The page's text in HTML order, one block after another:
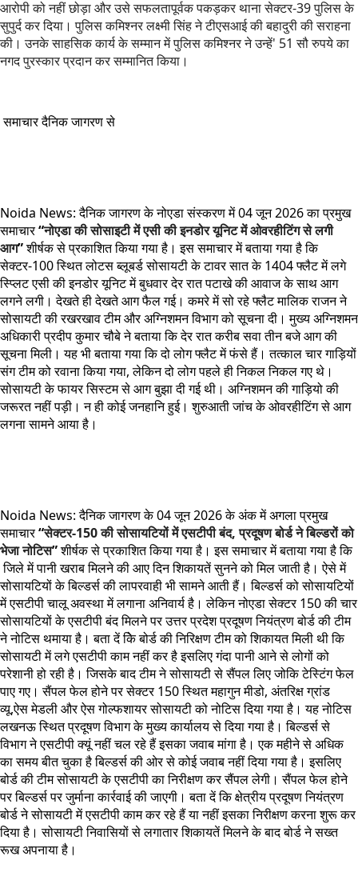
आरोपी को नहीं छोड़ा और उसे सफलतापूर्वक पकड़कर थाना सेक्टर-39 पुलिस के
सुपुर्द कर दिया। पुलिस कमिश्नर लक्ष्मी सिंह ने टीएसआई की बहादुरी की सराहना
की। उनके साहसिक कार्य के सम्मान में पुलिस कमिश्नर ने उन्हें' 51 सौ रुपये का
नगद पुरस्कार प्रदान कर सम्मानित किया।
समाचार दैनिक जागरण से
Noida News: दैनिक जागरण के नोएडा संस्करण में 04 जून 2026 का प्रमुख
समाचार“नोएडा की सोसाइटी में एसी की इनडोर यूनिट में ओवरहीटिंग से लगी
आग”शीर्षक से प्रकाशित किया गया है। इस समाचार में बताया गया है कि
सेक्टर-100 स्थित लोटस ब्लूबर्ड सोसायटी के टावर सात के 1404 फ्लैट में लगे
स्प्लिट एसी की इनडोर यूनिट में बुधवार देर रात पटाखे की आवाज के साथ आग
लगने लगी। देखते ही देखते आग फैल गई। कमरे में सो रहे फ्लैट मालिक राजन ने
सोसायटी की रखरखाव टीम और अग्निशमन विभाग को सूचना दी। मुख्य अग्निशमन
अधिकारी प्रदीप कुमार चौबे ने बताया कि देर रात करीब सवा तीन बजे आग की
सूचना मिली। यह भी बताया गया कि दो लोग फ्लैट में फंसे हैं। तत्काल चार गाड़ियों
संग टीम को रवाना किया गया, लेकिन दो लोग पहले ही निकल निकल गए थे।
सोसायटी के फायर सिस्टम से आग बुझा दी गई थी। अग्निशमन की गाड़ियो की
जरूरत नहीं पड़ी। न ही कोई जनहानि हुई। शुरुआती जांच के ओवरहीटिंग से आग
लगना सामने आया है।
Noida News: दैनिक जागरण के 04 जून 2026 के अंक में अगला प्रमुख
समाचार“सेक्टर-150 की सोसायटियों में एसटीपी बंद, प्रदूषण बोर्ड ने बिल्डरों को
भेजा नोटिस”शीर्षक से प्रकाशित किया गया है। इस समाचार में बताया गया है कि
जिले में पानी खराब मिलने की आए दिन शिकायतें सुनने को मिल जाती है। ऐसे में
सोसायटियों के बिल्डर्स की लापरवाही भी सामने आती हैं। बिल्डर्स को सोसायटियों
में एसटीपी चालू अवस्था में लगाना अनिवार्य है। लेकिन नोएडा सेक्टर 150 की चार
सोसायटियों के एसटीपी बंद मिलने पर उत्तर प्रदेश प्रदूषण नियंत्रण बोर्ड की टीम
ने नोटिस थमाया है। बता दें केि बोर्ड की निरिक्षण टीम को शिकायत मिली थी कि
सोसायटी में लगे एसटीपी काम नहीं कर है इसलिए गंदा पानी आने से लोगों को
परेशानी हो रही है। जिसके बाद टीम ने सोसायटी से सैंपल लिए जोकि टेस्टिंग फेल
पाए गए। सैंपल फेल होने पर सेक्टर 150 स्थित महागुन मीडो, अंतरिक्ष ग्रांड
व्यू,ऐस मेडली और ऐस गोल्फशायर सोसायटी को नोटिस दिया गया है। यह नोटिस
लखनऊ स्थित प्रदूषण विभाग के मुख्य कार्यालय से दिया गया है। बिल्डर्स से
विभाग ने एसटीपी क्यूं नहीं चल रहे हैं इसका जवाब मांगा है। एक महीने से अधिक
का समय बीत चुका है बिल्डर्स की ओर से कोई जवाब नहीं दिया गया है। इसलिए
बोर्ड की टीम सोसायटी के एसटीपी का निरीक्षण कर सैंपल लेगी। सैंपल फेल होने
पर बिल्डर्स पर जुर्माना कार्रवाई की जाएगी। बता दें कि क्षेत्रीय प्रदूषण नियंत्रण
बोर्ड ने सोसायटी में एसटीपी काम कर रहे हैं या नहीं इसका निरीक्षण करना शुरू कर
दिया है। सोसायटी निवासियों से लगातार शिकायतें मिलने के बाद बोर्ड ने सख्त
रूख अपनाया है।